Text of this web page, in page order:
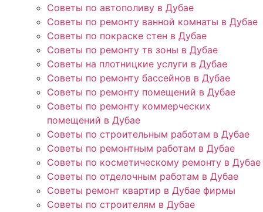
Советы по автополиву в Дубае
Советы по ремонту ванной комнаты в Дубае
Советы по покраске стен в Дубае
Советы по ремонту тв зоны в Дубае
Советы на плотницкие услуги в Дубае
Советы по ремонту бассейнов в Дубае
Советы по ремонту помещений в Дубае
Советы по ремонту коммерческих
помещений в Дубае
Советы по строительным работам в Дубае
Советы по ремонтным работам в Дубае
Советы по косметическому ремонту в Дубае
Советы по отделочным работам в Дубае
Советы ремонт квартир в Дубае фирмы
Советы по строителям в Дубае